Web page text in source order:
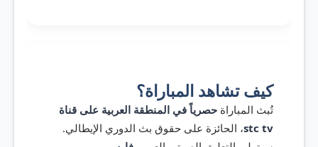
كيف تشاهد المباراة؟
تُبث المباراةحصرياً في المنطقة العربية على قناة
stc tv، الحائزة على حقوق بث الدوري الإيطالي.